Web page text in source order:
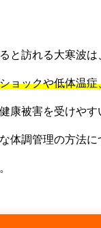
と訪れる大寒波
ョックや低体温
康被害を受けや
体調管理の方法